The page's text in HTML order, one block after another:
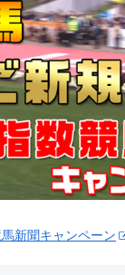
新聞キャンペーン